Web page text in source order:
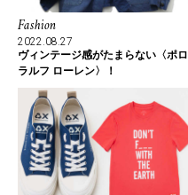
Fashion
2022.08.27
ヴィンテージ感がたまらない〈ポロ
ラルフ ローレン〉！